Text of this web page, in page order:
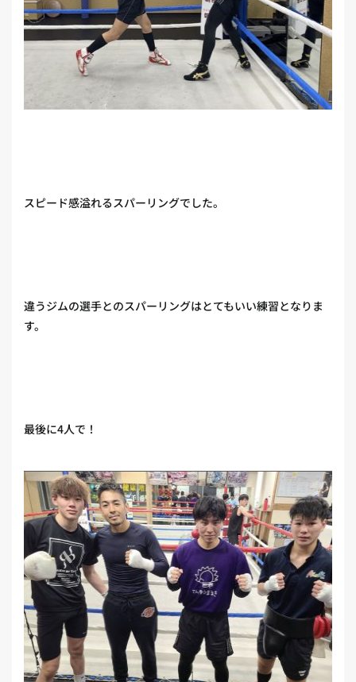
スピード感溢れるスパーリングでした。
違うジムの選手とのスパーリングはとてもいい練習となりま
す。
最後に4人で！